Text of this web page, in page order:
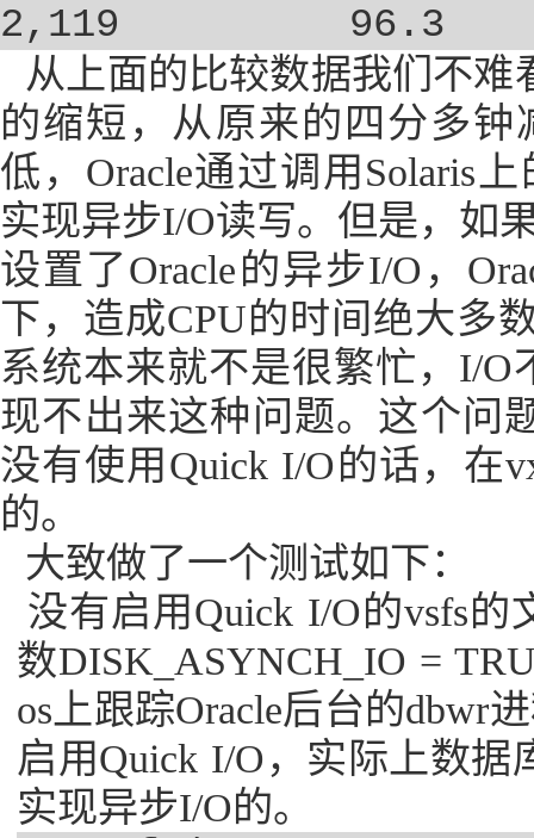
2,119
96.3
从上面的比较数据我们不难
的缩短，从原来的四分多钟
低， Oracle通过调用 Solaris
实现异步I/O读写。但是，如
设置了Oracle的异步I/O ，
下，造成CPU的时间绝大多
系统本来就不是很繁忙， I/O
现不出来这种问题。这个问
没有使用 Quick I/O的话，在
的。
大致做了一个测试如下：
没有启用 Quick I/O的vsfs的
数DISK_ASYNCH_IO =
os 上跟踪Oracle后台的dbwr
启用Quick I/O，实际上数据
实现异步I/O的。